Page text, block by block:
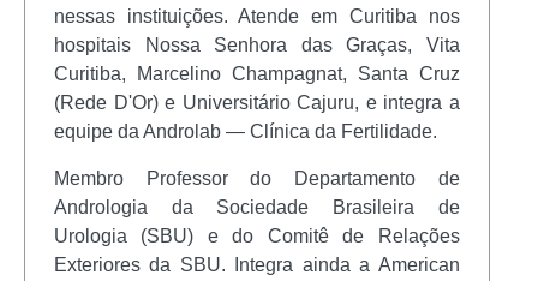
nessas instituições. Atende em Curitiba nos
hospitais Nossa Senhora das Graças, Vita
Curitiba, Marcelino Champagnat, Santa Cruz
(Rede D'Or) e Universitário Cajuru, e integra a
equipe da Androlab — Clínica da Fertilidade.
Membro Professor do Departamento de
Andrologia da Sociedade Brasileira de
Urologia (SBU) e do Comitê de Relações
Exteriores da SBU. Integra ainda a American